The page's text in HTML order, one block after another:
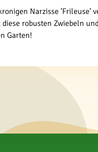
Narzisse
robusten Zwiebeln
Garten!